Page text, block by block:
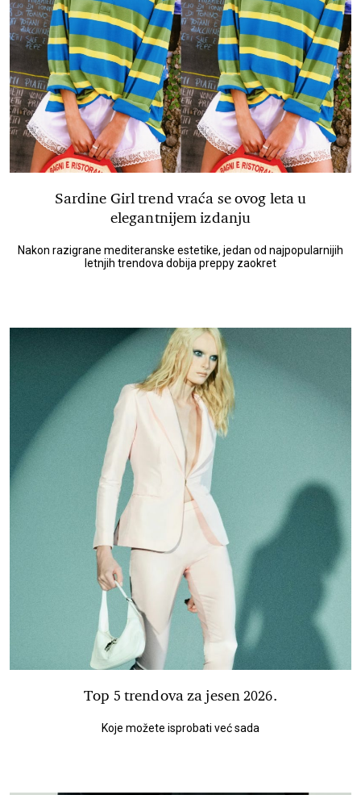
Sardine Girl trend vraća se ovog leta u
elegantnijem izdanju
Nakon razigrane mediteranske estetike, jedan od najpopularnijih
letnjih trendova dobija preppy zaokret
Top 5 trendova za jesen 2026.
Koje možete isprobati već sada